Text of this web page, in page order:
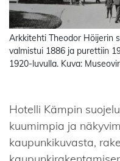
Arkkitehti Theodor Höijerin
valmistui 1886 ja purettiin
1920-luvulla. Kuva:
Hotelli Kämpin
kuumimpia ja
kaupunkikuvasta,